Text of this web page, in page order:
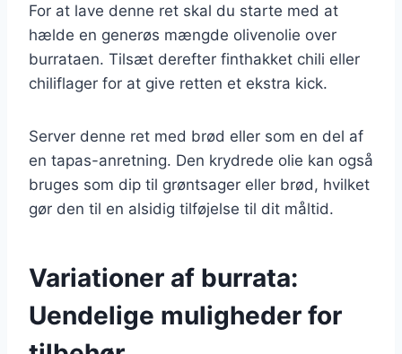
For at lave denne ret skal du starte med at
hælde en generøs mængde olivenolie over
burrataen. Tilsæt derefter finthakket chili eller
chiliflager for at give retten et ekstra kick.
Server denne ret med brød eller som en del af
en tapas-anretning. Den krydrede olie kan også
bruges som dip til grøntsager eller brød, hvilket
gør den til en alsidig tilføjelse til dit måltid.
Variationer af burrata:
Uendelige muligheder for